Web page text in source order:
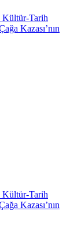
Kültür-Tarih
Kazası’nın
Kültür-Tarih
Kazası’nın